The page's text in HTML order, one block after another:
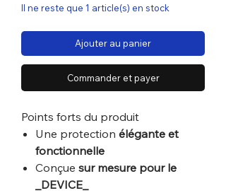
Il ne reste que 1 article(s) en stock
Ajouter au panier
Commander et payer
Points forts du produit
Une protection élégante et
fonctionnelle
Conçue sur mesure pour le
_DEVICE_